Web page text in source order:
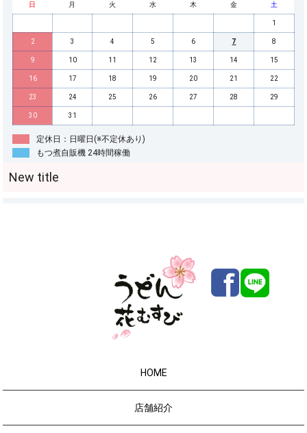
日 月 火 水 木 金 土
1
2 3 4 5 6 7 8
9 10 11 12 13 14 15
16 17 18 19 20 21 22
23 24 25 26 27 28 29
30 31
定休日：日曜日(※不定休あり)
もつ煮自販機 24時間稼働
HOME
店舗紹介